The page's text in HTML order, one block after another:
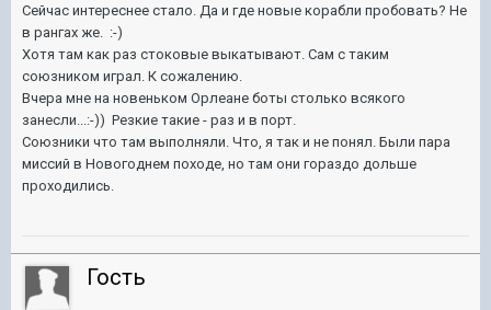
Сейчас интереснее стало. Да и где новые корабли пробовать? Не
в рангах же. :-)
Хотя там как раз стоковые выкатывают. Сам с таким
союзником играл. К сожалению.
Вчера мне на новеньком Орлеане боты столько всякого
занесли...:-)) Резкие такие - раз и в порт.
Союзники что там выполняли. Что, я так и не понял. Были пара
миссий в Новогоднем походе, но там они гораздо дольше
проходились.
Гость